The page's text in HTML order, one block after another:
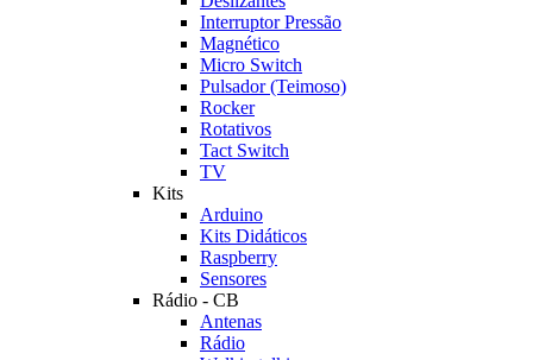
Interruptor Pressão
Magnético
Micro Switch
Pulsador (Teimoso)
Rocker
Rotativos
Tact Switch
TV
Kits
Arduino
Kits Didáticos
Raspberry
Sensores
Rádio - CB
Antenas
Rádio